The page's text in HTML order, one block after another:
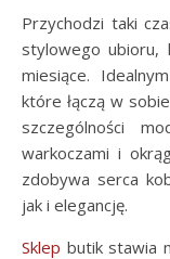
Przychodzi taki czas w roku, gdy szukamy ciepłego, ale i
stylowego ubioru,
miesiące.
które łączą w
szczególności
warkoczami i
zdobywa serca
jak i elegancję.
Sklep butik stawia